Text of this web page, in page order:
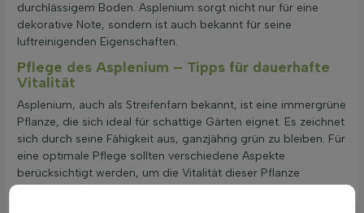
durchlässigem Boden. Asplenium sorgt nicht nur für eine
dekorative Note, sondern ist auch bekannt für seine
luftreinigenden Eigenschaften.
Pflege des Asplenium – Tipps für dauerhafte
Vitalität
Asplenium, auch als Streifenfarn bekannt, ist eine immergrüne
Pflanze, die sich ideal für schattige Gärten eignet. Es zeichnet
sich durch seine Fähigkeit aus, ganzjährig grün zu bleiben. Für
eine optimale Pflege sollten verschiedene Aspekte
berücksichtigt werden, um die Vitalität dieser Pflanze